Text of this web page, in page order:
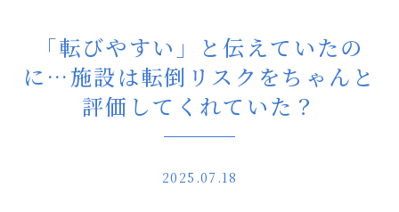
「転びやすい」と伝えていたの
に…施設は転倒リスクをちゃんと
評価してくれていた？
2025.07.18